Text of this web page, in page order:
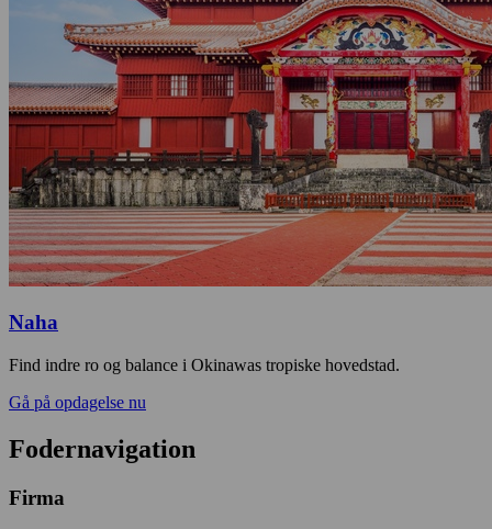
Naha
Find indre ro og balance i Okinawas tropiske hovedstad.
Gå på opdagelse nu
Fodernavigation
Firma